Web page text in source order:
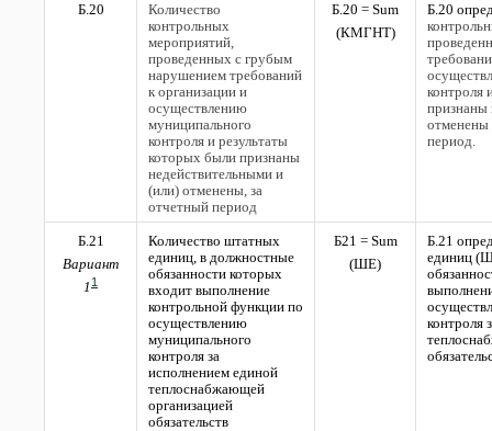
Б.20
Количество
контрольных
мероприятий,
проведенных с грубым
нарушением требований
к организации и
осуществлению
муниципального
контроля и результаты
которых были признаны
недействительными и
(или) отменены, за
отчетный период
Б.20 = Sum
(КМГНТ)
Б.20
контроля
признаны
отменены
период.
Б.21
Вариант
1 1
Количество штатных
единиц, в должностные
обязанности которых
входит выполнение
контрольной функции по
осуществлению
муниципального
контроля за
исполнением единой
теплоснабжающей
организацией
обязательств
Б21 = Sum
(ШЕ)
Б.21
единиц
контроля